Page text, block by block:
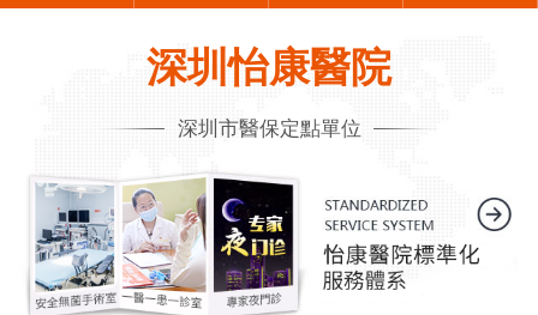
深圳怡康醫院
深圳市醫保定點單位